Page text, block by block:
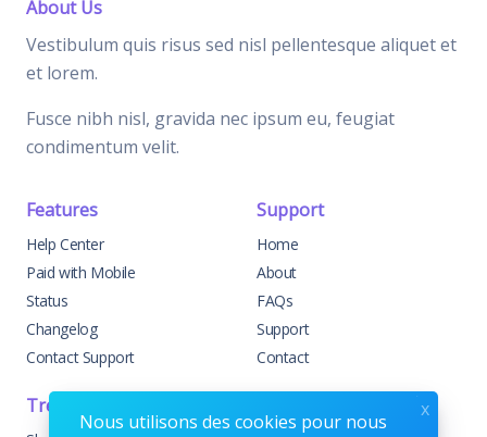
About Us
Vestibulum quis risus sed nisl pellentesque aliquet et
et lorem.
Fusce nibh nisl, gravida nec ipsum eu, feugiat
condimentum velit.
Features
Help Center
Paid with Mobile
Status
Changelog
Contact Support
Support
Home
About
FAQs
Support
Contact
Trending
Nous utilisons des cookies pour nous
x